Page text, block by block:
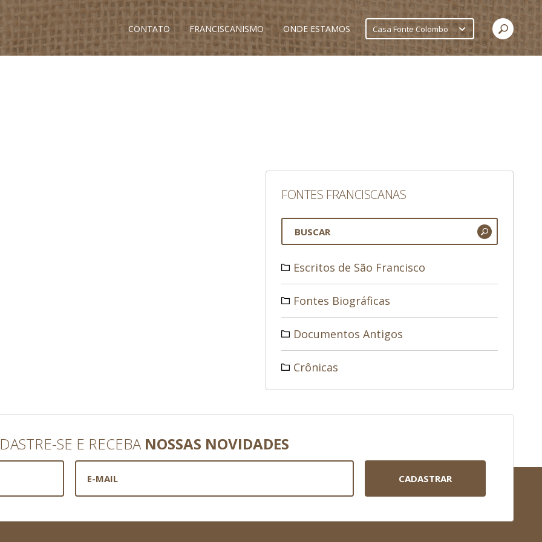
CONTATO FRANCISCANISMO ONDE ESTAMOS Casa Fonte Colombo
FONTES FRANCISCANAS
Escritos de São Francisco
Fontes Biográficas
Documentos Antigos
Crônicas
SE E RECEBA NOSSAS NOVIDADES
CADASTRAR